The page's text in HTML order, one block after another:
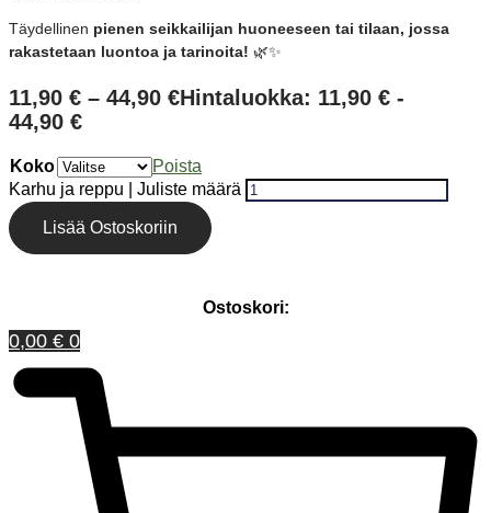
Täydellinen pienen seikkailijan huoneeseen tai tilaan, jossa
rakastetaan luontoa ja tarinoita! 🌿✨
11,90 € – 44,90 €Hintaluokka: 11,90 € -
44,90 €
Koko
Poista
Karhu ja reppu | Juliste määrä
Lisää Ostoskoriin
Ostoskori:
0,00 € 0